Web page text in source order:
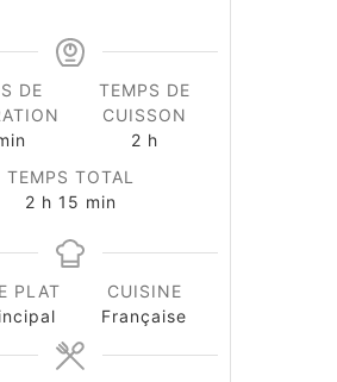
DE
TEMPS DE
CUISSON
2heures
h
TEMPS TOTAL
2heures
h 15 minutes
min
PLAT
CUISINE
Française